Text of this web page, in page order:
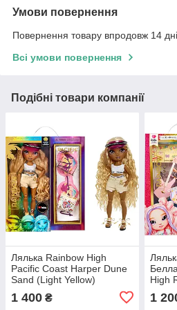
Умови повернення
Повернення товару впродовж 14
Всі умови повернення
Подібні товари компанії
Лялька Rainbow High
Pacific Coast Harper Dune
Sand (Light Yellow)
Дюна жовта
1 400 ₴
High
1